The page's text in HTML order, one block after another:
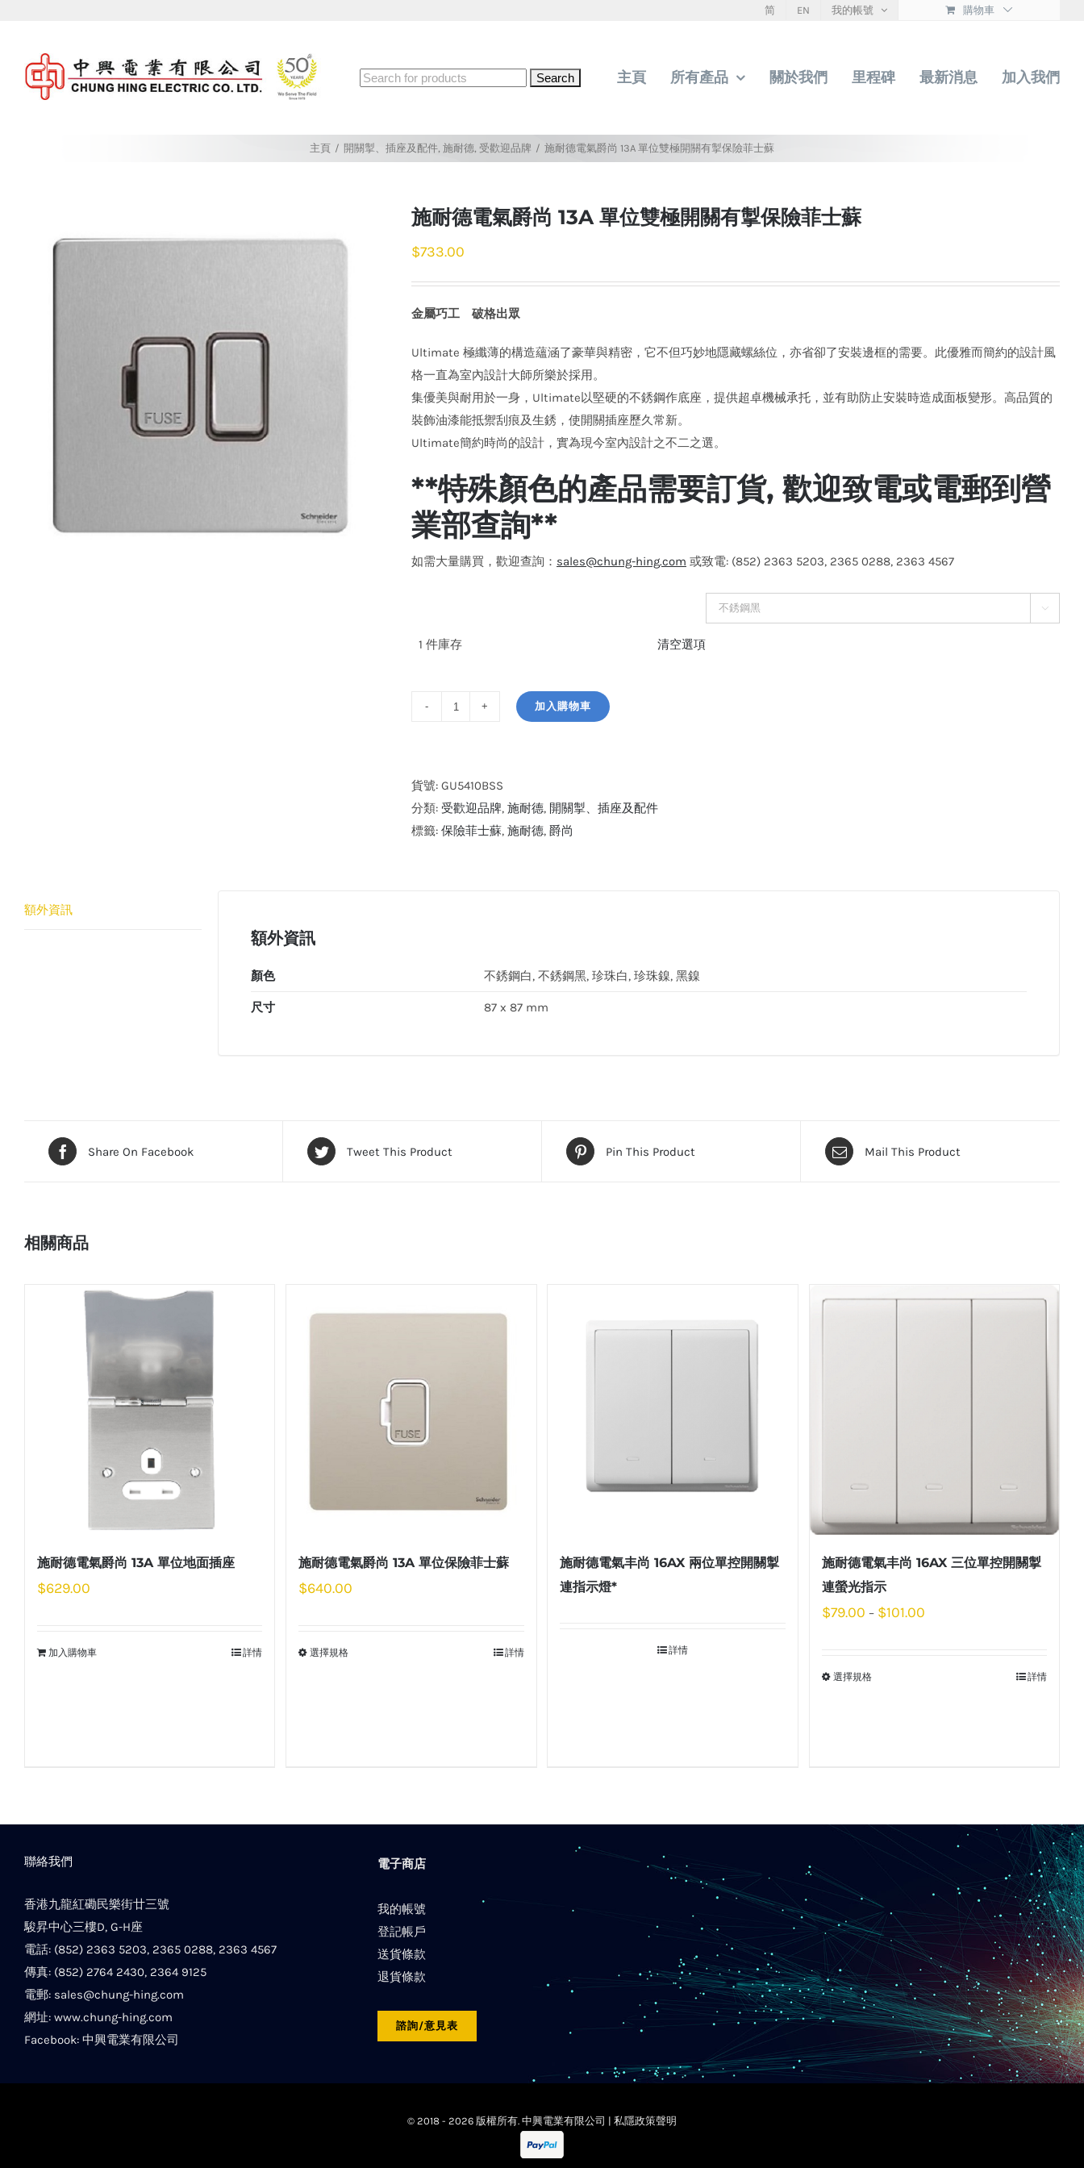
content
简 EN 我的帳號 購物車
主頁 所有產品 關於我們 里程碑 最新消息 加入我們
Search
主頁 / 開關掣、插座及配件, 施耐德, 受歡迎品牌 / 施耐德電氣爵尚 13A 單位雙極開關有掣保險菲士蘇
施耐德電氣爵尚 13A 單位雙極開關有掣保險菲士蘇
$733.00
金屬巧工 破格出眾
Ultimate 極纖薄的構造蘊涵了豪華與精密，它不但巧妙地隱藏螺絲位，亦省卻了安裝邊框的需要。此優雅而簡約的設計風
格一直為室內設計大師所樂於採用。
集優美與耐用於一身，Ultimate以堅硬的不銹鋼作底座，提供超卓機械承托，並有助防止安裝時造成面板變形。高品質的
裝飾油漆能抵禦刮痕及生銹，使開關插座歷久常新。
Ultimate簡約時尚的設計，實為現今室內設計之不二之選。
**特殊顏色的產品需要訂貨, 歡迎致電或電郵到營
業部查詢**
如需大量購買，歡迎查詢： sales@chung-hing.com 或致電: (852) 2363 5203, 2365 0288, 2363 4567

1 件庫存 清空選項
電
氣
爵
加入購物車
貨號: GU5410BSS
分類: 受歡迎品牌, 施耐德, 開關掣、插座及配件
標籤: 保險菲士蘇, 施耐德, 爵尚
額外資訊
額外資訊
顏色 不銹鋼白, 不銹鋼黑, 珍珠白, 珍珠鎳, 黑鎳
尺寸 87 x 87 mm
Share On Facebook Tweet This Product Pin This Product Mail This Product
相關商品
施耐德電氣爵尚 13A 單位地面插座
$629.00
加入購物車 詳情
施耐德電氣爵尚 13A 單位保險菲士蘇
$640.00
選擇規格 詳情
施耐德電氣丰尚 16AX 兩位單控開關掣
連指示燈*
詳情
施耐德電氣丰尚 16AX 三位單控開關掣
連螢光指示
$79.00 – $101.00
選擇規格 詳情
聯絡我們
香港九龍紅磡民樂街廿三號
駿昇中心三樓D, G-H座
電話: (852) 2363 5203, 2365 0288, 2363 4567
傳真: (852) 2764 2430, 2364 9125
電郵: sales@chung-hing.com
網址: www.chung-hing.com
Facebook: 中興電業有限公司
電子商店
我的帳號
登記帳戶
送貨條款
退貨條款
諮詢/意見表
© 2018 - 2026 版權所有. 中興電業有限公司 | 私隱政策聲明